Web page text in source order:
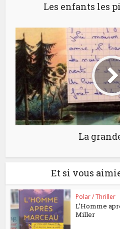
Les enfants les
La
Et si vous
Polar / Thriller
L’Homme
Miller